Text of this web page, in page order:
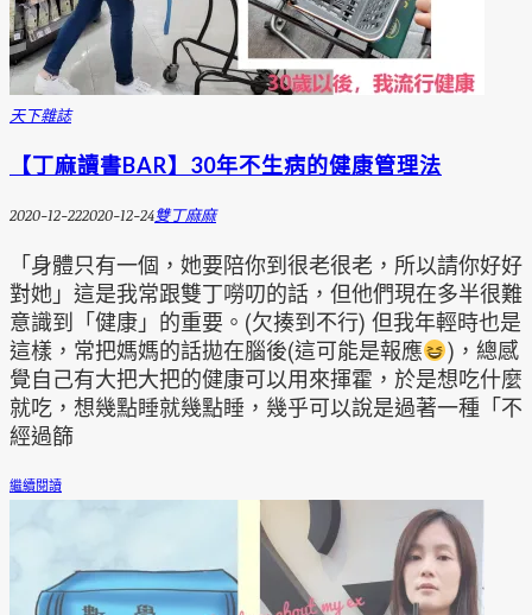
天下雜誌
【丁麻讀書BAR】30年不生病的健康管理法
2020-12-222020-12-24雙丁麻麻
「身體只有一個，她要陪你到很老很老，所以請你好好
對她」這是我常跟雙丁嘮叨的話，但他們現在多半很難
意識到「健康」的重要。(欠揍到不行) 但我年輕時也是
這樣，常把媽媽的話拋在腦後(這可能是報應
)，總感
覺自己有大把大把的健康可以用來揮霍，於是想吃什麼
就吃，想幾點睡就幾點睡，幾乎可以說是過著一種「不
經過篩
繼續閱讀